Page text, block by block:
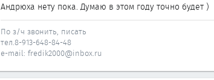
Андрюха нету пока. Думаю в этом году точно будет )
По з/ч звонить, писать
тел.8-913-648-84-48
e-mail: fredik2000@inbox.ru